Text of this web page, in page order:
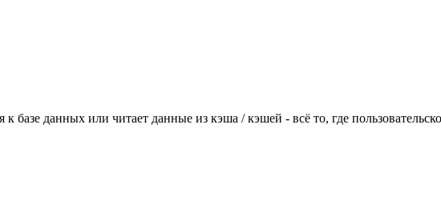
данных или читает данные из кэша / кэшей - всё то, где